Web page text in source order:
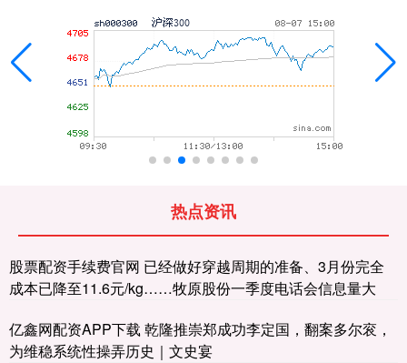
热点资讯
股票配资手续费官网 已经做好穿越周期的准备、3月份完全
成本已降至11.6元/kg……牧原股份一季度电话会信息量大
亿鑫网配资APP下载 乾隆推崇郑成功李定国，翻案多尔衮，
为维稳系统性操弄历史｜文史宴